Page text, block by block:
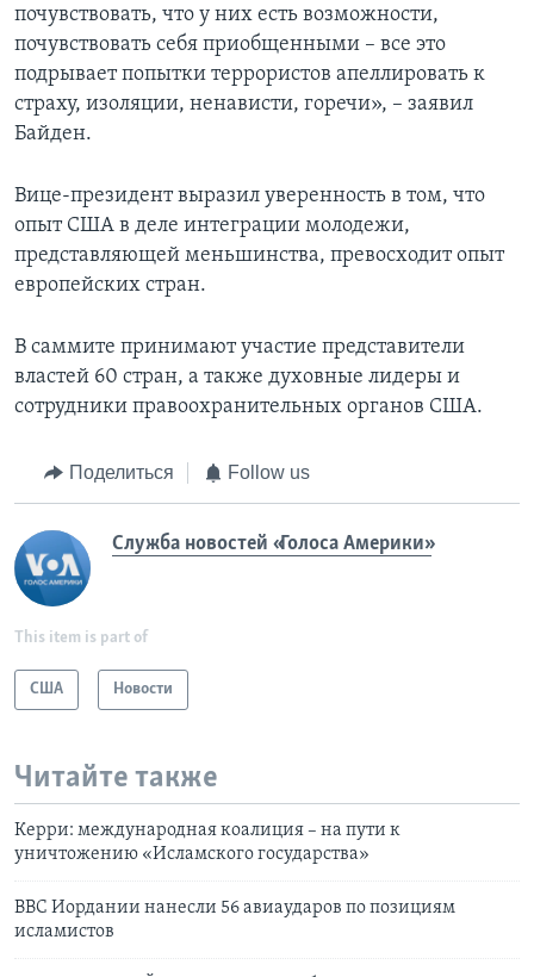
почувствовать, что у них есть возможности,
почувствовать себя приобщенными – все это
подрывает попытки террористов апеллировать к
страху, изоляции, ненависти, горечи», – заявил
Байден.
Вице-президент выразил уверенность в том, что
опыт США в деле интеграции молодежи,
представляющей меньшинства, превосходит опыт
европейских стран.
В саммите принимают участие представители
властей 60 стран, а также духовные лидеры и
сотрудники правоохранительных органов США.
Поделиться Follow us
Служба новостей «Голоса Америки»
This item is part of
США Новости
Читайте также
Керри: международная коалиция – на пути к
уничтожению «Исламского государства»
ВВС Иордании нанесли 56 авиаударов по позициям
исламистов